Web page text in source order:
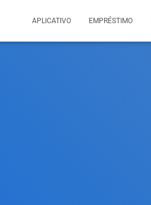
APLICATIVO EMPRÉSTIMO